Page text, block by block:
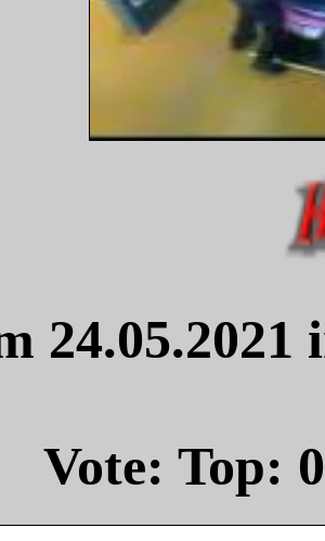
Vote: Top: 0